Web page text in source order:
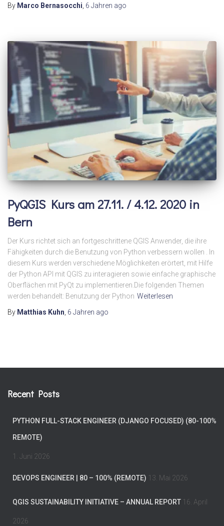
By Marco Bernasocchi 6 Jahren ago
PyQGIS Kurs am 27.11. / 4.12. 2020 in
Bern
Der Kurs richtet sich an fortgeschrittene QGIS Anwender, die ihre
Fähigkeiten durch die Benutzung von Python verbessern wollen . In
diesem Kurs werden verschiedene Möglichkeiten erörtert, mit Hilfe
der Python API mit QGIS zu interagieren sowie einfache graphische
Oberflächen mit PyQt zu implementieren.Die folgenden Themen
werden behandelt: Benutzung der Python Weiterlesen
By Matthias Kuhn, 6 Jahren ago
Recent Posts
PYTHON FULL-STACK ENGINEER (DJANGO FOCUSED) (80-100%
REMOTE)
1. Juni 2026
DEVOPS ENGINEER | 80 – 100% (REMOTE) 13. Mai 2026
QGIS SUSTAINABILITY INITIATIVE – ANNUAL REPORT 16. April
2026